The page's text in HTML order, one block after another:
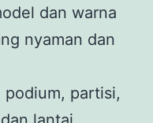
dan warna
nyaman dan
podium, partisi,